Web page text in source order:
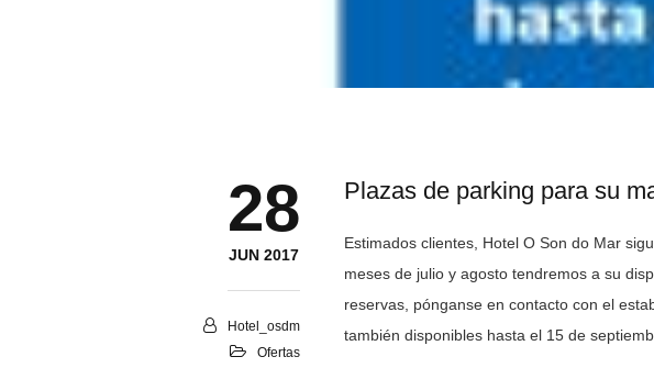
28
JUN 2017
Hotel_osdm
Ofertas
Plazas de parking para su
Estimados clientes, Hotel O Son do Mar
meses de julio y agosto tendremos a su
reservas, pónganse en contacto con el
también disponibles hasta el 15 de